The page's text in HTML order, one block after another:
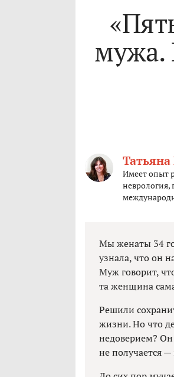
мужа.
Имеет опыт
неврология,
Мы женаты 34
узнала, что он
Муж говорит,
та женщина
Решили
жизни. Но что
недоверием? Он
не получается